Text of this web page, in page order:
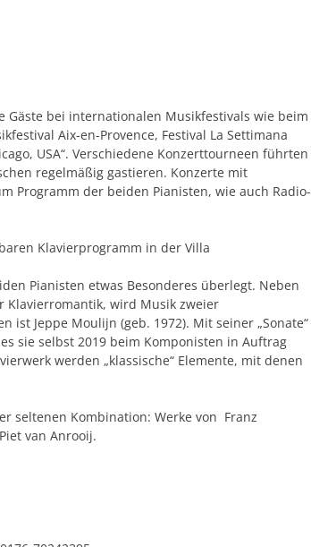
19 Uhr
Gäste bei internationalen Musikfestivals wie beim
Aix-en-Provence, Festival La Settimana
USA“. Verschiedene Konzerttourneen führten
regelmäßig gastieren. Konzerte mit
Programm der beiden Pianisten, wie auch Radio-
Klavierprogramm in der Villa
Pianisten etwas Besonderes überlegt. Neben
wird Musik zweier
Jeppe Moulijn (geb. 1972). Mit seiner „Sonate“
sie selbst 2019 beim Komponisten in Auftrag
werden „klassische“ Elemente, mit denen
seltenen Kombination: Werke von Franz
van Anrooij.